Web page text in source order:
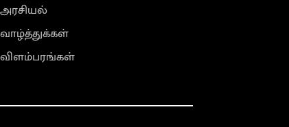
அரசியல்
வாழ்த்துக்கள்
விளம்பரங்கள்